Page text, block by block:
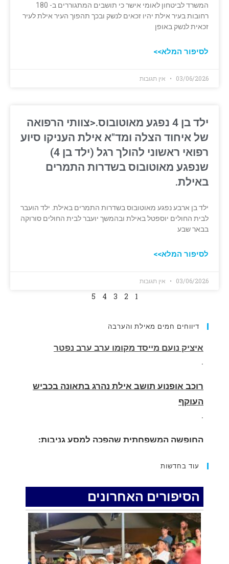
המשרד לביטחון לאומי אישר כי תושבים המתגוררים ב- 180
רחובות בעיר אילת יהיו זכאים לנשק ובכך תהפוך העיר אילת לעיר
זכאית לנשק באופן
לסיפור המלא>>
03/06/2026 אין תגובות
ילד בן 4 נפגע מאוטובוס.<צוותי הרפואה
של איחוד הצלה ומד"א אילת העניקו סיוע
רפואי ראשוני להולך רגל (ילד בן 4)
שנפגע מאוטובוס בשדרות התמרים
באילת.
ילד בן ארבע נפגע מאוטובוס בשדרות התמרים באילת. ילד הועבר
לבית החולים יוספטל באילת ובהמשך יועבר לבית החולים סורוקה
בבאר שבע
לסיפור המלא>>
03/06/2026 אין תגובות
1
2
3
4
5
דיווחים חמים מאילת והערבה
רוכב אופנוע תושב אילת נהרג בתאונה בכביש
העוקף
.
החופשה המשפחתית שהפכה למסע גניבות:
ילדיהם יצאו למסע גניבות באילת.
סיני
.
רכב התנגש במעקה בטיחות בכביש 90 בסמוך
לעין חצבה. פצועים
עוד בחדשות
הסיפורים האחרונים